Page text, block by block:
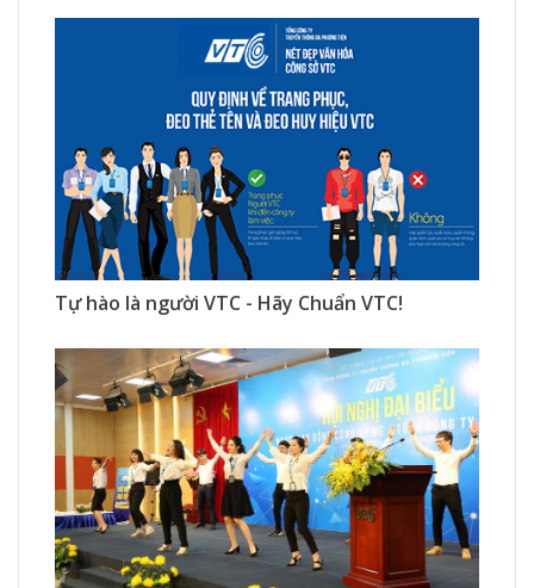
0 Bình luận
Tự hào là người VTC - Hãy Chuẩn VTC!